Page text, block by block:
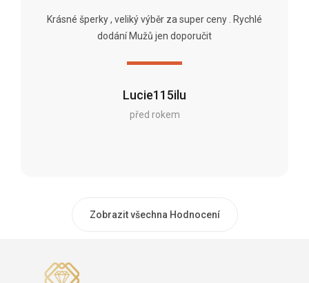
Lucie115ilu
před rokem
Krásné šperky , veliký výběr za super ceny . Rychlé
dodání Mužů jen doporučit
Zobrazit všechna Hodnocení